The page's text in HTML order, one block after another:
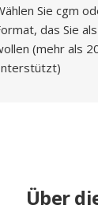
Sie cgm
das Sie
(mehr als
Über